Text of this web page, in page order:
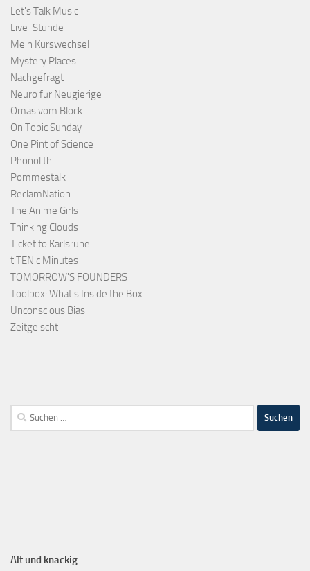
Let's Talk Music
Live-Stunde
Mein Kurswechsel
Mystery Places
Nachgefragt
Neuro für Neugierige
Omas vom Block
On Topic Sunday
One Pint of Science
Phonolith
Pommestalk
ReclamNation
The Anime Girls
Thinking Clouds
Ticket to Karlsruhe
tiTENic Minutes
TOMORROW'S FOUNDERS
Toolbox: What's Inside the Box
Unconscious Bias
Zeitgeischt
Alt und knackig